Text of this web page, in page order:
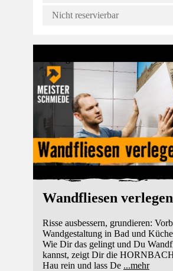
Nicht reservierbar
Wandfliesen verlegen
Risse ausbessern, grundieren:
Wandgestaltung in Bad und
Wie Dir das gelingt und Du
kannst, zeigt Dir die
Hau rein und lass De ...mehr